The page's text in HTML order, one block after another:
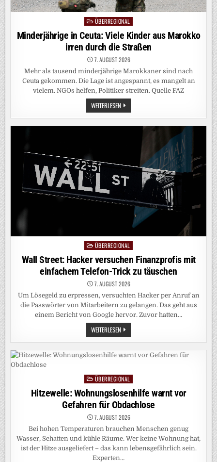
PostedÜBERREGIONAL
Minderjährige in Ceuta: Viele Kinder aus Marokko
irren durch die Straßen
7. AUGUST 2026
Mehr als tausend minderjährige Marokkaner sind nach
Ceuta gekommen. Die Lage ist angespannt, es mangelt an
vielem. NGOs helfen, Politiker streiten. Quelle FAZ
WEITERLESEN MINDERJÄHRIGE
IN
CEUTA:
MAROKKO
STRASSEN
PostedÜBERREGIONAL
Wall Street: Hacker versuchen Finanzprofis mit
einfachem Telefon-Trick zu täuschen
7. AUGUST 2026
Um Lösegeld zu erpressen, versuchten Hacker per Anruf an
die Passwörter von Mitarbeitern zu gelangen. Das geht aus
einem Bericht von Google hervor. Zuvor ⁠hatten…
WEITERLESEN WALL
STREET:
HACKER
FINANZPROFIS
MIT
TELEFON-
TRICK
ZU
TÄUSCHEN
Posted
in
ÜBERREGIONAL
Hitzewelle: Wohnungslosenhilfe warnt vor
Gefahren für Obdachlose
7. AUGUST 2026
Bei hohen Temperaturen brauchen Menschen genug
Wasser, Schatten und kühle Räume. Wer keine Wohnung hat,
ist der Hitze ausgeliefert – das kann lebensgefährlich sein.
Experten…